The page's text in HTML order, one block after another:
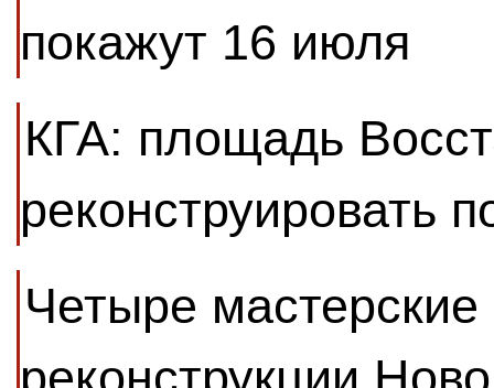
покажут 16 июля
КГА: площадь
реконструировать
Четыре мастерские